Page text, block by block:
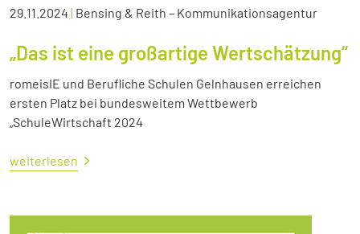
29.11.2024 | Bensing & Reith – Kommunikationsagentur
„Das ist eine großartige Wertschätzung“
romeisIE und Berufliche Schulen Gelnhausen erreichen
ersten Platz bei bundesweitem Wettbewerb
„SchuleWirtschaft 2024
weiterlesen